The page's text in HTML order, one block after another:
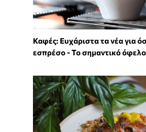
Καφές: Ευχάριστα τα νέα για
εσπρέσο - Το σημαντικό